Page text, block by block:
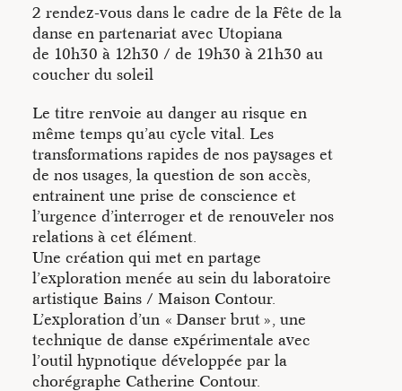
informations sur la démarche de l’artiste Catherine Contour.
2 rendez-vous dans le cadre de la Fête de la
danse en partenariat avec Utopiana
de 10h30 à 12h30 / de 19h30 à 21h30 au
coucher du soleil
Le titre renvoie au danger au risque en
même temps qu’au cycle vital. Les
transformations rapides de nos paysages et
de nos usages, la question de son accès,
entrainent une prise de conscience et
l’urgence d’interroger et de renouveler nos
relations à cet élément.
Une création qui met en partage
l’exploration menée au sein du laboratoire
artistique Bains / Maison Contour.
L’exploration d’un « Danser brut », une
technique de danse expérimentale avec
l’outil hypnotique développée par la
chorégraphe Catherine Contour.